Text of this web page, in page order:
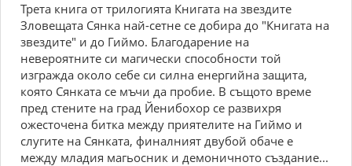
Трета книга от трилогията Книгата на звездите
Зловещата Сянка най-сетне се добира до "Книгата на
звездите" и до Гиймо. Благодарение на
невероятните си магически способности той
изгражда около себе си силна енергийна защита,
която Сянката се мъчи да пробие. В същото време
пред стените на град Йенибохор се развихря
ожесточена битка между приятелите на Гиймо и
слугите на Сянката, финалният двубой обаче е
между младия магьосник и демоничното създание...